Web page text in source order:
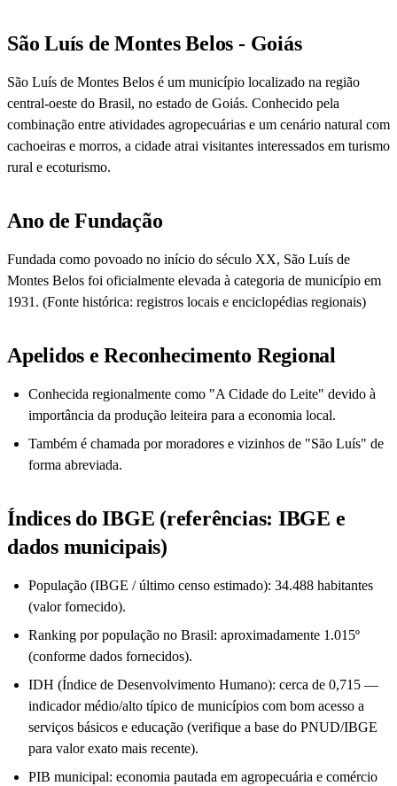
São Luís de Montes Belos - Goiás
São Luís de Montes Belos é um município localizado na região
central-oeste do Brasil, no estado de Goiás. Conhecido pela
combinação entre atividades agropecuárias e um cenário natural com
cachoeiras e morros, a cidade atrai visitantes interessados em turismo
rural e ecoturismo.
Ano de Fundação
Fundada como povoado no início do século XX, São Luís de
Montes Belos foi oficialmente elevada à categoria de município em
1931. (Fonte histórica: registros locais e enciclopédias regionais)
Apelidos e Reconhecimento Regional
Conhecida regionalmente como "A Cidade do Leite" devido à
importância da produção leiteira para a economia local.
Também é chamada por moradores e vizinhos de "São Luís" de
forma abreviada.
Índices do IBGE (referências: IBGE e
dados municipais)
População (IBGE / último censo estimado): 34.488 habitantes
(valor fornecido).
Ranking por população no Brasil: aproximadamente 1.015º
(conforme dados fornecidos).
IDH (Índice de Desenvolvimento Humano): cerca de 0,715 —
indicador médio/alto típico de municípios com bom acesso a
serviços básicos e educação (verifique a base do PNUD/IBGE
para valor exato mais recente).
PIB municipal: economia pautada em agropecuária e comércio